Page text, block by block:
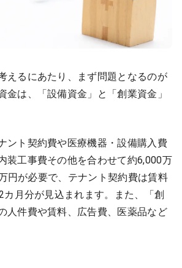
えるにあたり、まず問題となるのが
金は、「設備資金」と「創業資金」
ント契約費や医療機器・設備購入費
装工事費その他を合わせて約6,000万
円が必要で、テナント契約費は賃料
月分が見込まれます。また、「創
人件費や賃料、広告費、医薬品など